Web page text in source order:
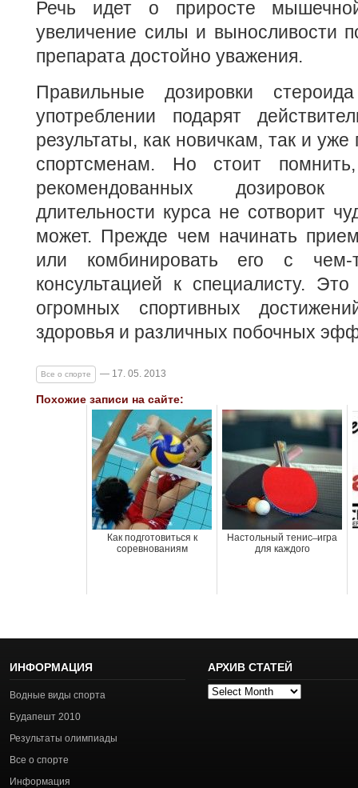
Речь идет о приросте
увеличение силы и выносливости
препарата достойно уважения.
Правильные дозировки
употреблении подарят
результаты, как новичкам, так и
спортсменам. Но стоит
рекомендованных
длительности курса не сотворит
может. Прежде чем начинать
или комбинировать его с чем-
консультацией к специалисту.
огромных спортивных
здоровья и различных побочных
Все о спорте — 17. 05. 2013
Похожие записи на сайте:
Как подготовиться к
соревнованиям
Настольный тенис ̶ игра
для каждого
ИНФОРМАЦИЯ
Водные виды спорта
Будапешт 2010
Результаты олимпиады
Все о спорте
Информация
АРХИВ СТАТЕЙ
Архив